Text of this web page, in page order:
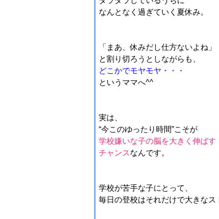
なんとなく過ぎていく夏休み。
「まあ、休みだし仕方ないよね」
と割り切ろうとしながらも、
どこかでモヤモヤ・・・
というママへ^^
実は、
“今このゆったり時間”こそが
学校嫌いな子の脳を大きく伸ばす
チャンスなんです。
学校が苦手な子にとって、
毎日の登校はそれだけで大きなス